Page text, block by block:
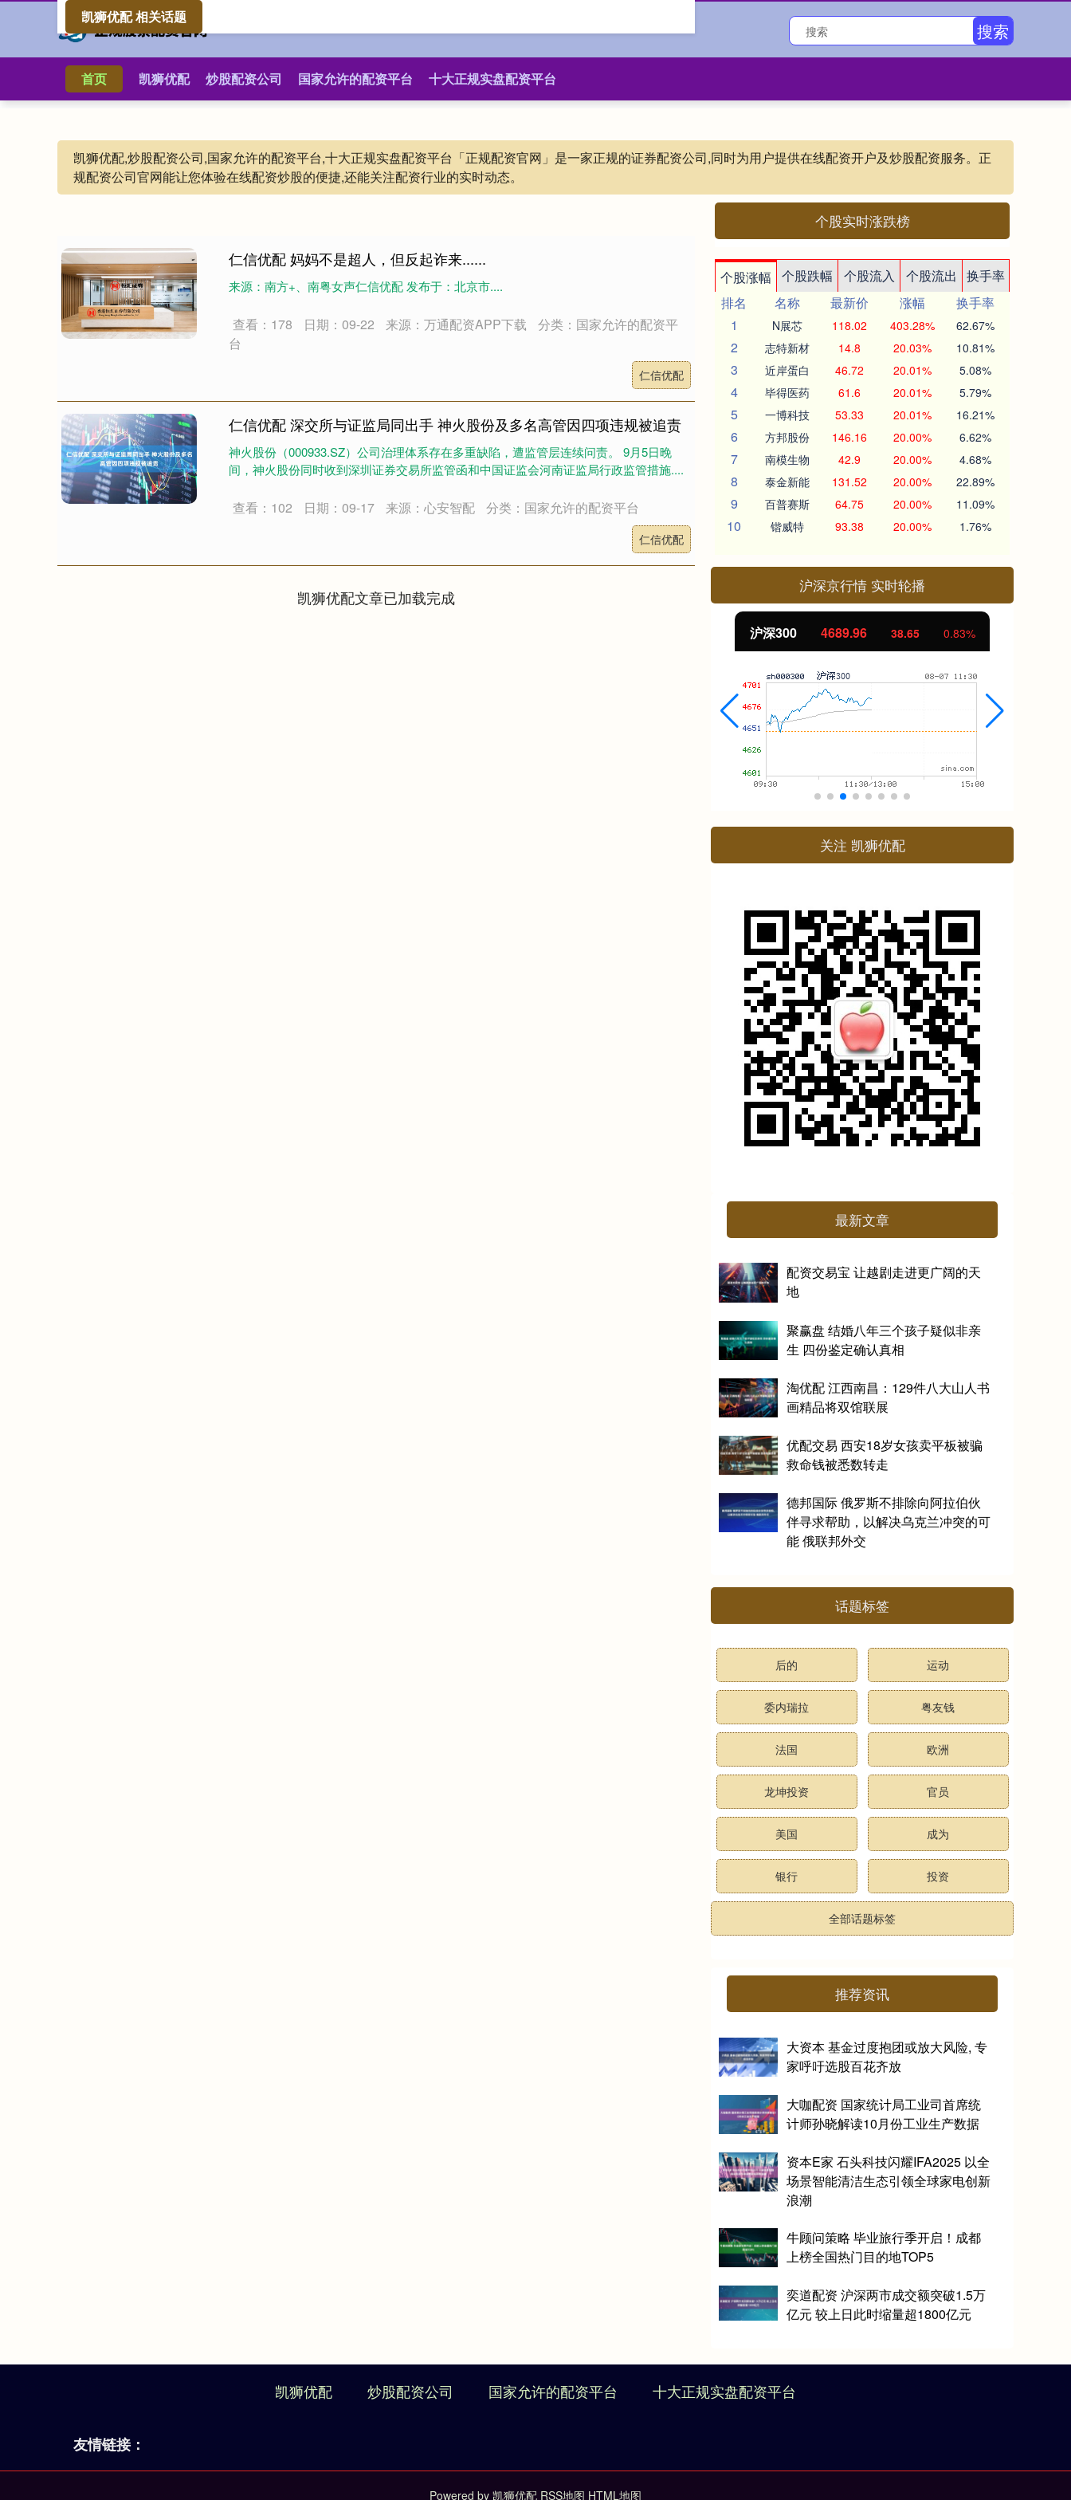
搜索
首页 凯狮优配 炒股配资公司 国家允许的配资平台 十大正规实盘配资平台
凯狮优配,炒股配资公司,国家允许的配资平台,十大正规实盘配资平台「正规配资官网」是一家正规的证券配资公司,同时为用户提供在线配资开户及炒股配资服务。正
规配资公司官网能让您体验在线配资炒股的便捷,还能关注配资行业的实时动态。
凯狮优配 相关话题
仁信优配 妈妈不是超人，但反起诈来......
来源：南方+、南粤女声仁信优配 发布于：北京市....
查看：178 日期：09-22 来源：万通配资APP下载
分类：国家允许的配资平
台
仁信优配
仁信优配 深交所与证监局同出手 神火股份及多名高管因四项违规被追责
神火股份（000933.SZ）公司治理体系存在多重缺陷，遭监管层连续问责。 9月5日晚
间，神火股份同时收到深圳证券交易所监管函和中国证监会河南证监局行政监管措施....
查看：102 日期：09-17 来源：心安智配 分类：国家允许的配资平台
仁信优配
凯狮优配文章已加载完成
个股实时涨跌榜
个股涨幅 个股跌幅 个股流入 个股流出
换手率
排名
名称 最新价 涨幅
换手率
1
N展芯 118.02 403.28% 62.67%
2 志特新材 14.8 20.03% 10.81%
3 近岸蛋白 46.72 20.01% 5.08%
4 毕得医药 61.6 20.01% 5.79%
5 一博科技 53.33 20.01% 16.21%
6 方邦股份 146.16 20.00% 6.62%
7 南模生物 42.9 20.00% 4.68%
8 泰金新能 131.52 20.00% 22.89%
9 百普赛斯 64.75 20.00% 11.09%
10 锴威特 93.38 20.00% 1.76%
沪深京行情 实时轮播
北证50 1129.72 6.84 0.61%
关注 凯狮优配
最新文章
配资交易宝 让越剧走进更广阔的天
地
聚赢盘 结婚八年三个孩子疑似非亲
生 四份鉴定确认真相
淘优配 江西南昌：129件八大山人书
画精品将双馆联展
优配交易 西安18岁女孩卖平板被骗
救命钱被悉数转走
德邦国际 俄罗斯不排除向阿拉伯伙
伴寻求帮助，以解决乌克兰冲突的可
能 俄联邦外交
话题标签
后的 运动
委内瑞拉 粤友钱
法国 欧洲
龙坤投资 官员
美国 成为
银行 投资
全部话题标签
推荐资讯
大资本 基金过度抱团或放大风险, 专
家呼吁选股百花齐放
大咖配资 国家统计局工业司首席统
计师孙晓解读10月份工业生产数据
资本E家 石头科技闪耀IFA2025 以全
场景智能清洁生态引领全球家电创新
浪潮
牛顾问策略 毕业旅行季开启！成都
上榜全国热门目的地TOP5
奕道配资 沪深两市成交额突破1.5万
亿元 较上日此时缩量超1800亿元
凯狮优配 炒股配资公司 国家允许的配资平台 十大正规实盘配资平台
友情链接：
Powered by 凯狮优配 RSS地图 HTML地图